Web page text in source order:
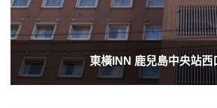
東橫INN 鹿兒島中央站西